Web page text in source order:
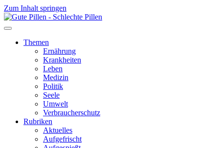
Zum Inhalt springen
Themen
Ernährung
Krankheiten
Leben
Medizin
Politik
Seele
Umwelt
Verbraucherschutz
Rubriken
Aktuelles
Aufgefrischt